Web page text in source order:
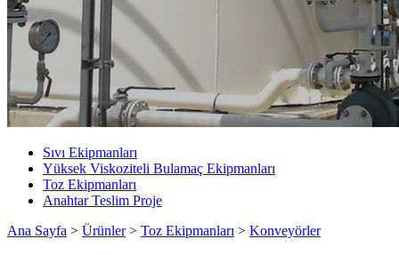
Sıvı Ekipmanları
Yüksek Viskoziteli Bulamaç Ekipmanları
Toz Ekipmanları
Anahtar Teslim Proje
Ana Sayfa > Ürünler> Toz Ekipmanları > Konveyörler